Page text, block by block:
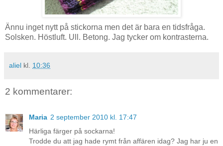
Ännu inget nytt på stickorna men det är bara en tidsfråga.
Solsken. Höstluft. Ull. Betong. Jag tycker om kontrasterna.
aliel kl. 10:36
2 kommentarer:
Maria 2 september 2010 kl. 17:47
Härliga färger på sockarna!
Trodde du att jag hade rymt från affären idag? Jag har ju en